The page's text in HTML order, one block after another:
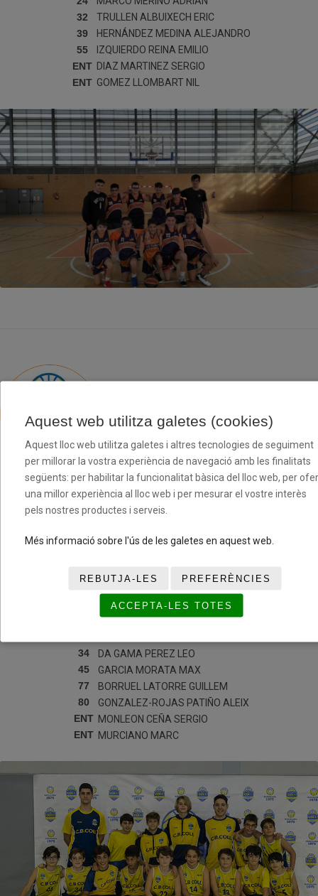
32
TRULLEN ALBUIXECH ERIC
39
HERNÁNDEZ MEDINA ALEJANDRO
55
IZQUIERDO REINA EMILIO
ENT DIAZ MARTINEZ SERGIO
ENT GOMEZ LLOMBART NIL
CB COLL BLAU (PRE)
4 CASANOVAS MONTALBANMAX
5
CAÑAS MORENO
12
ADRADA TRIAS LUCAS
OBRADOS LOPEZBIEL
JACKSON SANTOS-OLMOOWEN
34
DA GAMA PEREZ
LEO
45
GARCIA MORATA MAX
77
BORRUEL LATORRE GUILLEM
80
GONZALEZ-ROJAS PATIÑO ALEIX
ENT MONLEON CEÑA SERGIO
ENT MURCIANO MARC
Aquest web utilitza galetes (cookies)
Aquest lloc web utilitza galetes i altres tecnologies de seguiment
per millorar la vostra experiència de navegació amb les finalitats
següents: per habilitar la funcionalitat bàsica del lloc web, per
una millor experiència al lloc web i per mesurar el vostre interès
pels nostres productes i serveis.
Més informació sobre l'ús de les galetes en aquest web.
REBUTJA-LES PREFERÈNCIES
ACCEPTA-LES TOTES